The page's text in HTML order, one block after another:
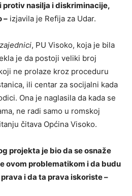
protiv nasilja i diskriminacije,
– izjavila je Refija za Udar.
, PU Visoko, koja je bila
je da postoji veliki broj
ne prolaze kroz proceduru
ili centar za socijalni kada
Ona je naglasila da kada se
ne radi samo u romskoj
čitava Općina Visoko.
projekta je bio da se osnaže
ovom problematikom i da budu
i da ta prava iskoriste –